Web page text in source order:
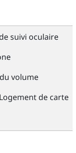
suivi oculaire
volume
de carte